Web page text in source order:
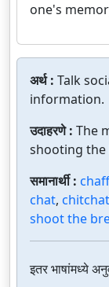
one's
अर्थ : Talk
information.
उदाहरणे : The
shooting the
समानार्थी :
chat, chitchat
shoot the
इतर भाषांमध्ये